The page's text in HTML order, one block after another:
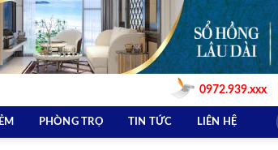
0972.939.xxx
PHÒNG TRỌ TIN TỨC LIÊN HỆ